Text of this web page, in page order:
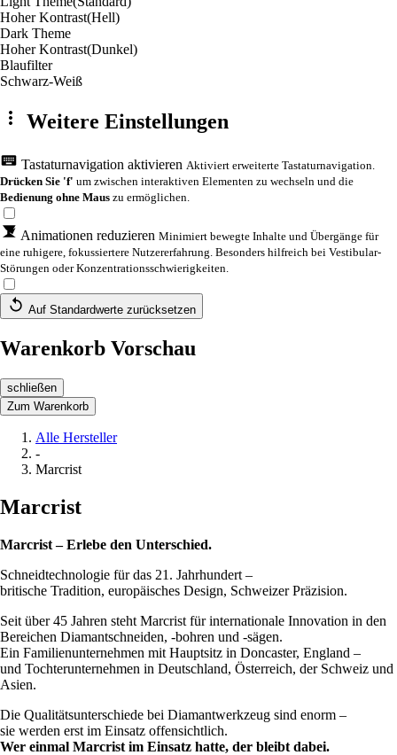
Hoher Kontrast(Hell)
Dark Theme
Hoher Kontrast(Dunkel)
Blaufilter
Schwarz-Weiß
Weitere Einstellungen
Tastaturnavigation aktivieren Aktiviert erweiterte Tastaturnavigation.
Drücken Sie 'f' um zwischen interaktiven Elementen zu wechseln und die
Bedienung ohne Maus zu ermöglichen.
Animationen reduzieren Minimiert bewegte Inhalte und Übergänge für
eine ruhigere, fokussiertere Nutzererfahrung. Besonders hilfreich bei Vestibular-
Störungen oder Konzentrationsschwierigkeiten.
Auf Standardwerte zurücksetzen
Warenkorb Vorschau
schließen
Zum Warenkorb
Alle Hersteller
-
Marcrist
Marcrist
Marcrist – Erlebe den Unterschied.
Schneidtechnologie für das 21. Jahrhundert –
britische Tradition, europäisches Design, Schweizer Präzision.
Seit über 45 Jahren steht Marcrist für internationale Innovation in den
Bereichen Diamantschneiden, -bohren und -sägen.
Ein Familienunternehmen mit Hauptsitz in Doncaster, England –
und Tochterunternehmen in Deutschland, Österreich, der Schweiz und
Asien.
Die Qualitätsunterschiede bei Diamantwerkzeug sind enorm –
sie werden erst im Einsatz offensichtlich.
Wer einmal Marcrist im Einsatz hatte, der bleibt dabei.